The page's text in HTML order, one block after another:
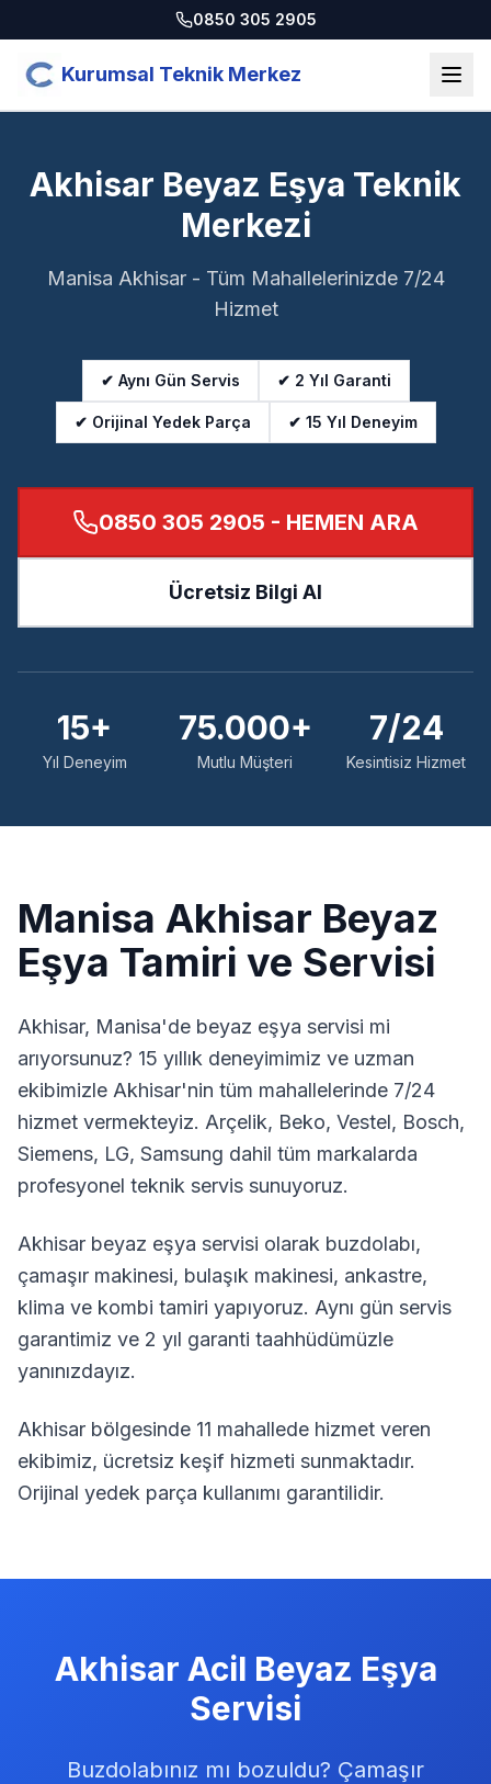
0850 305 2905
Kurumsal Teknik Merkez
Akhisar Beyaz Eşya Teknik
Merkezi
Manisa Akhisar - Tüm Mahallelerinizde 7/24
Hizmet
✔ Aynı Gün Servis ✔ 2 Yıl Garanti
✔ Orijinal Yedek Parça ✔ 15 Yıl Deneyim
0850 305 2905 - HEMEN ARA
Ücretsiz Bilgi Al
15+
Yıl Deneyim
75.000+
Mutlu Müşteri
7/24
Kesintisiz Hizmet
Manisa Akhisar Beyaz
Eşya Tamiri ve Servisi
Akhisar, Manisa'de beyaz eşya servisi mi
arıyorsunuz? 15 yıllık deneyimimiz ve uzman
ekibimizle Akhisar'nin tüm mahallelerinde 7/24
hizmet vermekteyiz. Arçelik, Beko, Vestel, Bosch,
Siemens, LG, Samsung dahil tüm markalarda
profesyonel teknik servis sunuyoruz.
Akhisar beyaz eşya servisi olarak buzdolabı,
çamaşır makinesi, bulaşık makinesi, ankastre,
klima ve kombi tamiri yapıyoruz. Aynı gün servis
garantimiz ve 2 yıl garanti taahhüdümüzle
yanınızdayız.
Akhisar bölgesinde 11 mahallede hizmet veren
ekibimiz, ücretsiz keşif hizmeti sunmaktadır.
Orijinal yedek parça kullanımı garantilidir.
Akhisar Acil Beyaz Eşya
Servisi
Buzdolabınız mı bozuldu? Çamaşır